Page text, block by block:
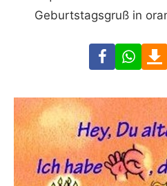
Geburtstagsgruß in
Facebook